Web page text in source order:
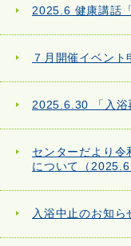
2025.6 健康講話
７月開催イベン
2025.6.30 「入浴
センターだより令
について（
入浴中止のお知ら